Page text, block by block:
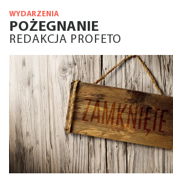
WYDARZENIA
POŻEGNANIE
REDAKCJA PROFETO